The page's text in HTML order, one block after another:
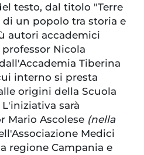
testo, dal titolo "Terre
un popolo tra storia e
autori accademici
Nicola
Tiberina
interno si presta
origini della Scuola
sarà
Mario Ascolese (nella
Medici
regione Campania e